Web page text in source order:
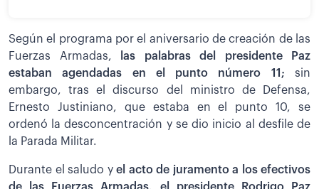
Según el programa por el aniversario de creación de las
Fuerzas Armadas,
las palabras del presidente Paz
estaban agendadas en el punto número 11; sin
embargo, tras el discurso del ministro de Defensa,
Ernesto Justiniano, que estaba en el punto 10, se
ordenó la desconcentración y se dio inicio al desfile de
la Parada Militar.
Durante el saludo yel acto de juramento a los efectivos